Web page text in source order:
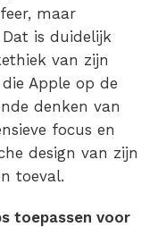
maar
is duidelijk
van zijn
Apple op de
denken van
focus en
design van zijn
toeval.
toepassen voor